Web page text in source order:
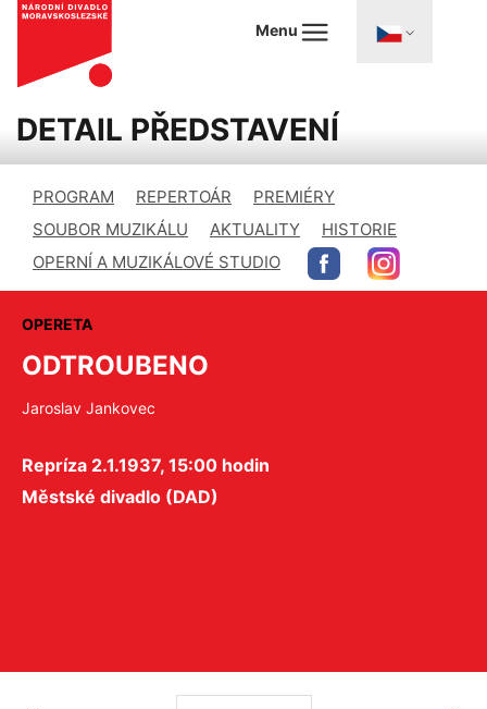
Menu
DETAIL PŘEDSTAVENÍ
PROGRAM REPERTOÁR
PREMIÉRY
SOUBOR MUZIKÁLU
AKTUALITY
HISTORIE
OPERNÍ A MUZIKÁLOVÉ STUDIO
OPERETA
ODTROUBENO
Jaroslav Jankovec
Repríza 2.1.1937, 15:00 hodin
Městské divadlo (DAD)